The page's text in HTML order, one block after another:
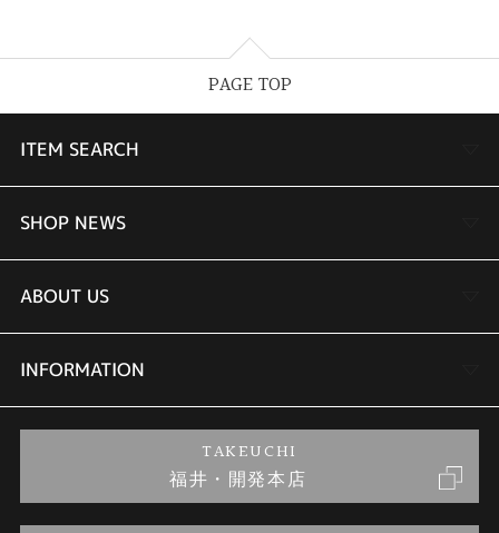
PAGE TOP
ITEM SEARCH
婚約指輪
結婚指輪
セットリング
婚約ネックレス
金・プラチナのお取引
SHOP NEWS
TAKEUCHI BRIDAL金沢本店情報
商品一覧
ブランドリスト
金澤指輪工房｜手作りペアリング
ABOUT US
会社概要
お客様の声
INFORMATION
TAKEUCHI
福井・開発本店